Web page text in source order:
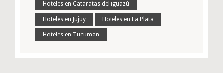
Hoteles en Cataratas del iguazú
Hoteles en Jujuy Hoteles en La Plata
Hoteles en Tucuman